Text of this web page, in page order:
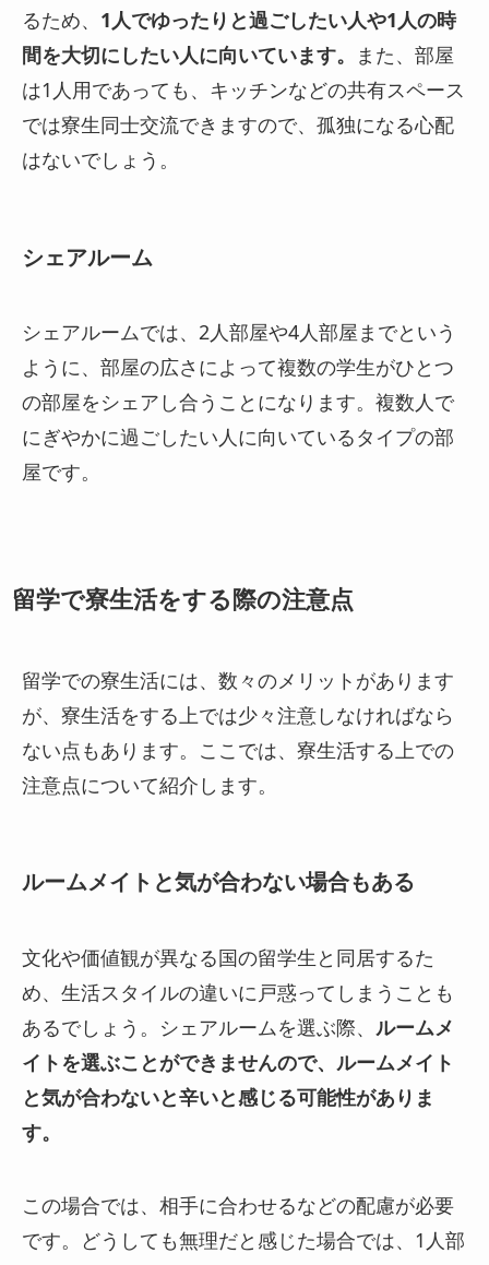
るため、 1人でゆったりと過ごしたい人や1人の時
間を大切にしたい人に向いています。 また、部屋
は1人用であっても、キッチンなどの共有スペース
では寮生同士交流できますので、孤独になる心配
はないでしょう。
シェアルーム
シェアルームでは、2人部屋や4人部屋までという
ように、部屋の広さによって複数の学生がひとつ
の部屋をシェアし合うことになります。複数人で
にぎやかに過ごしたい人に向いているタイプの部
屋です。
留学で寮生活をする際の注意点
留学での寮生活には、数々のメリットがあります
が、寮生活をする上では少々注意しなければなら
ない点もあります。ここでは、寮生活する上での
注意点について紹介します。
ルームメイトと気が合わない場合もある
文化や価値観が異なる国の留学生と同居するた
め、生活スタイルの違いに戸惑ってしまうことも
あるでしょう。シェアルームを選ぶ際、 ルームメ
イトを選ぶことができませんので、ルームメイト
と気が合わないと辛いと感じる可能性がありま
す。
この場合では、相手に合わせるなどの配慮が必要
です。どうしても無理だと感じた場合では、1人部